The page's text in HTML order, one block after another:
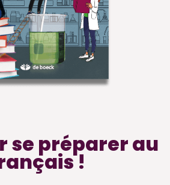
se préparer au
!